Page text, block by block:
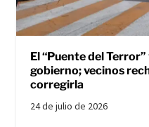
El “Puente del
gobierno; vecinos
corregirla
24 de julio de 2026